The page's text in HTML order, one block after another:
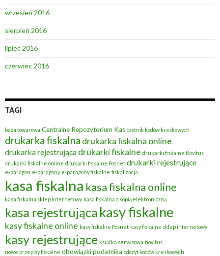
wrzesień 2016
sierpień 2016
lipiec 2016
czerwiec 2016
TAGI
baza towarowa Centralne Repozytorium Kas czytnik kodów kreskowych
drukarka fiskalna drukarka fiskalna online
drukarka rejestrująca drukarki fiskalne drukarki fiskalne Novitus
drukarki fiskalne online drukarki fiskalne Posnet drukarki rejestrujące
e-paragon e-paragony e-paragony fiskalne fiskalizacja
kasa fiskalna kasa fiskalna online
kasa fiskalna sklep internetowy kasa fiskalna z kopią elektroniczną
kasa rejestrująca kasy fiskalne
kasy fiskalne online kasy fiskalne Posnet kasy fiskalne sklep internetowy
kasy rejestrujące książka serwisowa novitus
nowe przepisy fiskalne obowiązki podatnika odczyt kodów kreskowych